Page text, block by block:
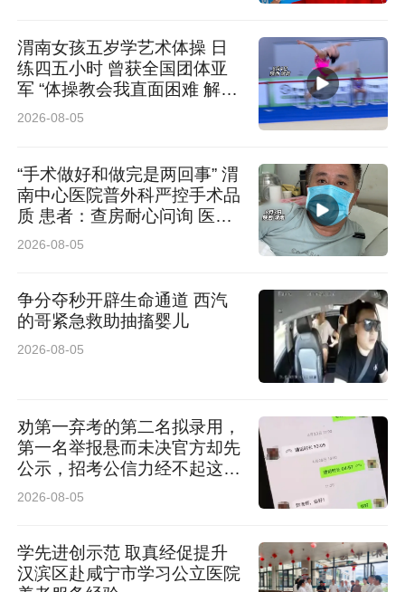
陈老先生在信里写：“世人总以为救死扶伤是手术
里惊心动魄的奔赴，却常常忽略了体检长廊、门
诊走廊里，这份主动体察、主动伸手的温柔担
当。”
好的医疗从来不止于精湛的技术，更藏在每一个
设身处地的细节里。是优化体检布局、让群众少
跑腿的用心，是看到患者不适时主动上前的本
能，是全程陪护、把“分内事”做进人心底的真
诚。
仁心。
这一份平凡岗位上的善意，既是两位护理人员心
心”办院宗旨的缩影。未来我们也会继续把人文关
渭南女孩五岁学艺术体操 日
练四五小时 曾获全国团体亚
军 “体操教会我直面困难 解决
困难”
2026-08-05
“手术做好和做完是两回事” 渭
南中心医院普外科严控手术品
质 患者：查房耐心问询 医护
认真负责
2026-08-05
争分夺秒开辟生命通道 西汽
的哥紧急救助抽搐婴儿
2026-08-05
劝第一弃考的第二名拟录用，
第一名举报悬而未决官方却先
公示，招考公信力经不起这般
消耗
2026-08-05
学先进创示范 取真经促提升
汉滨区赴咸宁市学习公立医院